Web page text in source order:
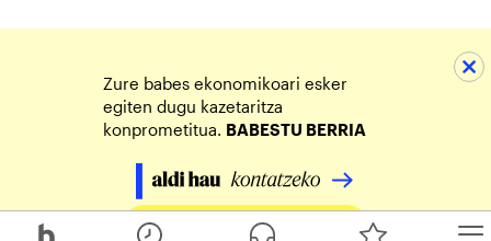
Zure babes ekonomikoari esker
egiten dugu kazetaritza
konprometitua. BABESTU BERRIA
Egin zure ekarpena